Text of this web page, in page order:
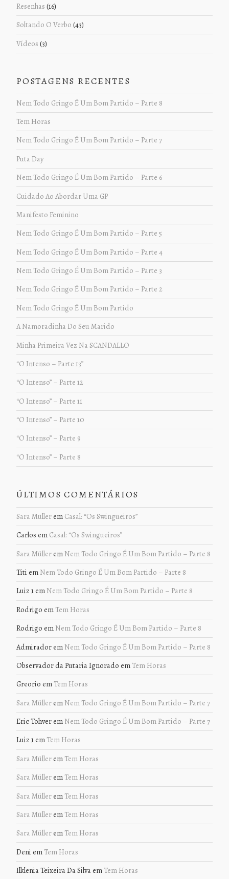
Resenhas (16)
Soltando O Verbo (43)
Vídeos (3)
POSTAGENS RECENTES
Nem Todo Gringo É Um Bom Partido – Parte 8
Tem Horas
Nem Todo Gringo É Um Bom Partido – Parte 7
Puta Day
Nem Todo Gringo É Um Bom Partido – Parte 6
Cuidado Ao Abordar Uma GP
Manifesto Feminino
Nem Todo Gringo É Um Bom Partido – Parte 5
Nem Todo Gringo É Um Bom Partido – Parte 4
Nem Todo Gringo É Um Bom Partido – Parte 3
Nem Todo Gringo É Um Bom Partido – Parte 2
Nem Todo Gringo É Um Bom Partido
A Namoradinha Do Seu Marido
Minha Primeira Vez Na SCANDALLO
“O Intenso – Parte 13”
“O Intenso” – Parte 12
“O Intenso” – Parte 11
“O Intenso” – Parte 10
“O Intenso” – Parte 9
“O Intenso” – Parte 8
ÚLTIMOS COMENTÁRIOS
Sara Müllerem Casal: “Os Swingueiros”
Carlos em Casal: “Os Swingueiros”
Sara Müllerem Nem Todo Gringo É Um Bom Partido – Parte 8
Titi em Nem Todo Gringo É Um Bom Partido – Parte 8
Luiz 1em Nem Todo Gringo É Um Bom Partido – Parte 8
Rodrigo em Tem Horas
Rodrigo em Nem Todo Gringo É Um Bom Partido – Parte 8
Admiradorem Nem Todo Gringo É Um Bom Partido – Parte 8
Observador da Putaria Ignorado em Tem Horas
Greorio em Tem Horas
Sara Müllerem Nem Todo Gringo É Um Bom Partido – Parte 7
Eric Tohverem Nem Todo Gringo É Um Bom Partido – Parte 7
Luiz 1em Tem Horas
Sara Müllerem Tem Horas
Sara Müllerem Tem Horas
Sara Müllerem Tem Horas
Sara Müllerem Tem Horas
Sara Müllerem Tem Horas
Deni em Tem Horas
Ilklenia Teixeira Da Silvaem Tem Horas